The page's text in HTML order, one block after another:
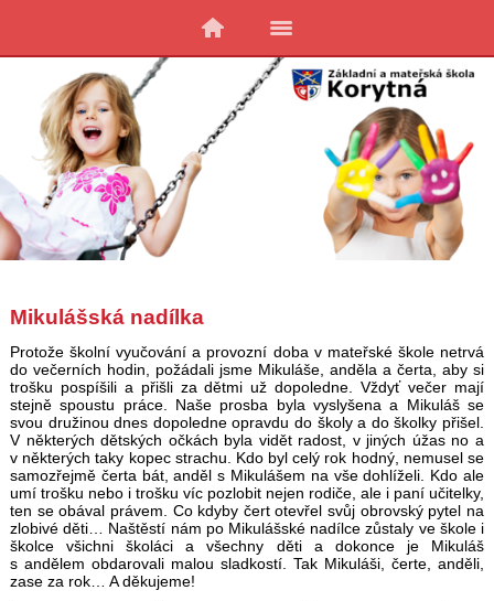
Mikulášská nadílka
Protože školní vyučování a provozní doba v mateřské škole netrvá
do večerních hodin, požádali jsme Mikuláše, anděla a čerta, aby si
trošku pospíšili a přišli za dětmi už dopoledne. Vždyť večer mají
stejně spoustu práce. Naše prosba byla vyslyšena a Mikuláš se
svou družinou dnes dopoledne opravdu do školy a do školky přišel.
V některých dětských očkách byla vidět radost, v jiných úžas no a
v některých taky kopec strachu. Kdo byl celý rok hodný, nemusel se
samozřejmě čerta bát, anděl s Mikulášem na vše dohlíželi. Kdo ale
umí trošku nebo i trošku víc pozlobit nejen rodiče, ale i paní učitelky,
ten se obával právem. Co kdyby čert otevřel svůj obrovský pytel na
zlobivé děti… Naštěstí nám po Mikulášské nadílce zůstaly ve škole i
školce všichni školáci a všechny děti a dokonce je Mikuláš
s andělem obdarovali malou sladkostí. Tak Mikuláši, čerte, anděli,
zase za rok… A děkujeme!